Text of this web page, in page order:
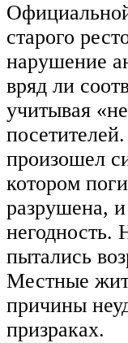
старого
нарушение
вряд ли
учитывая
произошел
котором
разрушена,
негодность.
пытались
Местные
причины
призраках.